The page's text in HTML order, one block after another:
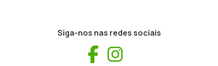
Siga-nos nas redes sociais
Facebook